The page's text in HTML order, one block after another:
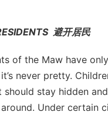
避开居民
of the Maw have
never pretty.
stay hidden
Under certain